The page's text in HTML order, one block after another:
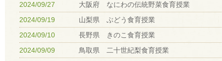
2024/09/27
大阪府 なにわの伝統野菜食育授業
2024/09/19
山梨県 ぶどう食育授業
2024/09/10
長野県 きのこ食育授業
2024/09/09
鳥取県 二十世紀梨食育授業